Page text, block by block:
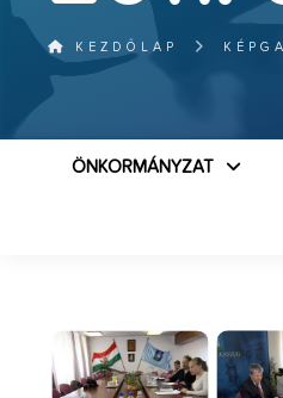
KEZDŐLAP
ÖNKORMÁNYZAT